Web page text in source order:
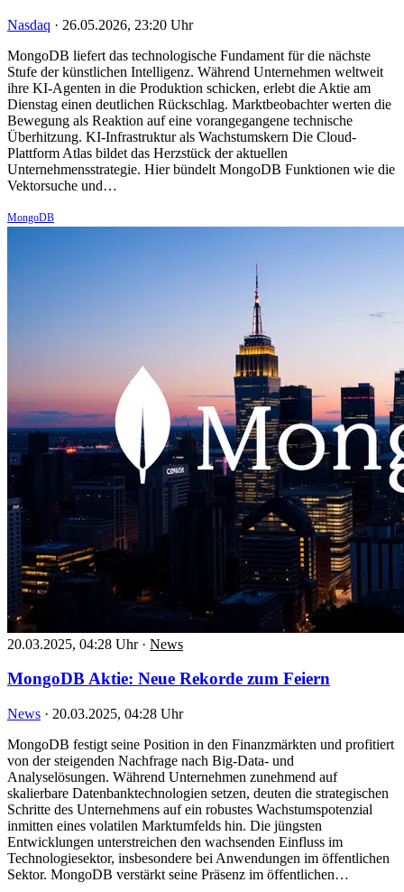
Nasdaq · 26.05.2026, 23:20 Uhr
MongoDB liefert das technologische Fundament für die nächste
Stufe der künstlichen Intelligenz. Während Unternehmen weltweit
ihre KI-Agenten in die Produktion schicken, erlebt die Aktie am
Dienstag einen deutlichen Rückschlag. Marktbeobachter werten die
Bewegung als Reaktion auf eine vorangegangene technische
Überhitzung. KI-Infrastruktur als Wachstumskern Die Cloud-
Plattform Atlas bildet das Herzstück der aktuellen
Unternehmensstrategie. Hier bündelt MongoDB Funktionen wie die
Vektorsuche und…
MongoDB
20.03.2025, 04:28 Uhr · News
MongoDB Aktie: Neue Rekorde zum Feiern
News · 20.03.2025, 04:28 Uhr
MongoDB festigt seine Position in den Finanzmärkten und profitiert
von der steigenden Nachfrage nach Big-Data- und
Analyselösungen. Während Unternehmen zunehmend auf
skalierbare Datenbanktechnologien setzen, deuten die strategischen
Schritte des Unternehmens auf ein robustes Wachstumspotenzial
inmitten eines volatilen Marktumfelds hin. Die jüngsten
Entwicklungen unterstreichen den wachsenden Einfluss im
Technologiesektor, insbesondere bei Anwendungen im öffentlichen
Sektor. MongoDB verstärkt seine Präsenz im öffentlichen…